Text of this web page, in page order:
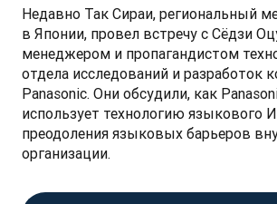
Недавно Так Сираи, региональный
в Японии, провел встречу с Сёдзи
менеджером и пропагандистом
отдела исследований и разработок
Panasonic. Они обсудили, как
использует технологию языкового
преодоления языковых барьеров
организации.